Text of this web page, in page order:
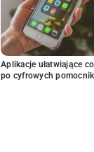
Aplikacje ułatwiające
po cyfrowych